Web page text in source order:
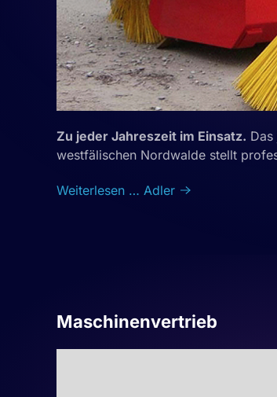
Zu jeder Jahreszeit im Einsatz.
westfälischen Nordwalde stellt
Weiterlesen … Adler
Maschinenvertrieb